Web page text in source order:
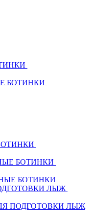
БОТИНКИ
БОТИНКИ
БОТИНКИ
ЛЫЖ
ПОДГОТОВКИ ЛЫЖ